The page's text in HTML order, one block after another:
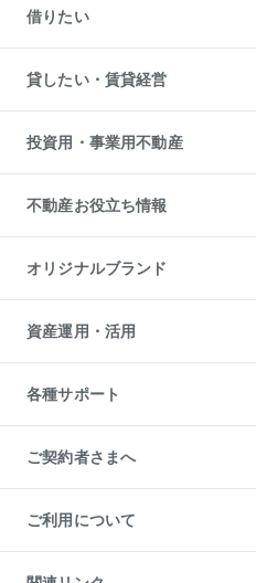
中古一戸建ての購入
不動産購入の流れ
注目キーワード物件特集
購入ガイド
English 繁体中文簡体中文
一戸建ての売却・査定
土地の売却・査定
スピードAI査定
不動産査定について
不動産売却の流れ
不動産買換えの流れ
売却ガイド
借りたい
オフィス・店舗の賃貸
借りるときの流れ
借りるガイド
貸したい・賃貸経営
マンション賃料データ
賃貸管理プラン
リロケーションについて
貸すガイド
投資用・事業用不動産
事業用不動産
マンション投資
投資用マンション
アパート経営
収益物件
ビル購入（ビル一棟）
投資用不動産の売却査定
事業用不動産の売却査定
不動産お役立ち情報
マンションライブラリー
人気マンションランキング
暮らしに役立つ不動産メディア
不動産相場・不動産価格情報
不動産コラム・ニュース
不動産用語集
不動産なんでもネット相談室
住まいの税金
オリジナルブランド
一棟リノベーションマンション
L`GENTE（ルジェンテ）
区分リノベーションマンション
投資用一棟レジデンスWELL
不動産小口投資
LEGACIA（レガシア）
資産運用・活用
不動産M&A
アセットマネジメント・出資
各種サポート
相続サポート
リフォームサポート
ご契約者さまへ
ご紹介・再契約特典
入居者様専用-各種ご案内（賃貸）
東急こすもす会「こすもすWeb」
ご利用について
金融商品取引について